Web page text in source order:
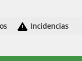
Incidencias